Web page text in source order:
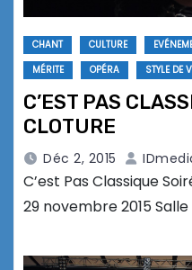
CHANT CULTURE
MÉRITE
OPÉRA STYLE DE
C’EST PAS
CLOTURE
Déc 2, 2015
C’est Pas Classique
29 novembre 2015